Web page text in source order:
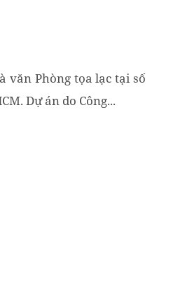
văn Phòng tọa lạc tại số
Dự án do Công...